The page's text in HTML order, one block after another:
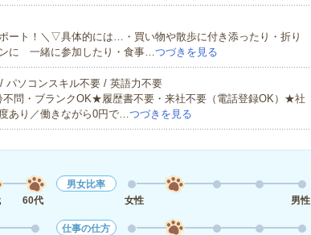
ート！＼▽具体的には…・買い物や散歩に付き添ったり・折り
に 一緒に参加したり・食事…つづきを見る
パソコンスキル不要 / 英語力不要
問・ブランクOK★履歴書不要・来社不要（電話登録OK）★社
あり／働きながら0円で…つづきを見る
60代
男女比率
女性
男性
仕事の仕方